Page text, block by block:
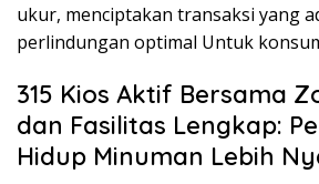
ukur, menciptakan transaksi yang
perlindungan optimal Untuk
315 Kios Aktif Bersama
dan Fasilitas Lengkap:
Hidup Minuman Lebih